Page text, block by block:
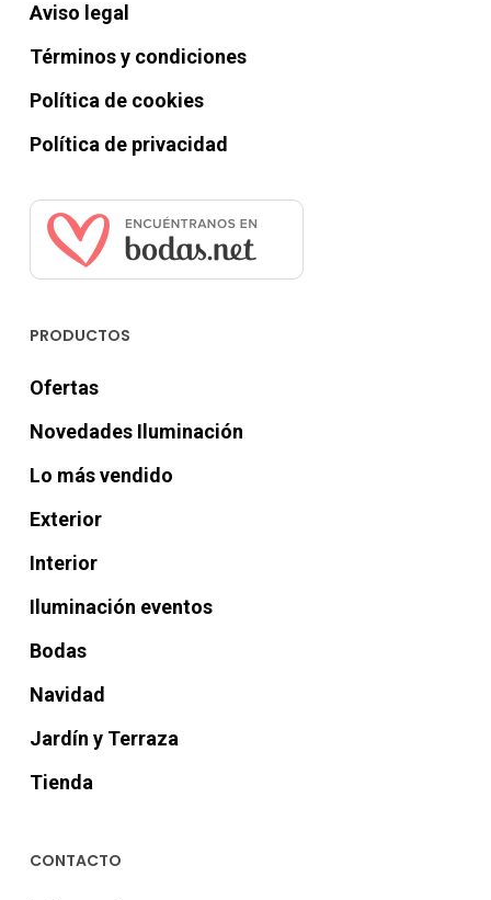
Aviso legal
Términos y condiciones
Política de cookies
Política de privacidad
PRODUCTOS
Ofertas
Novedades Iluminación
Lo más vendido
Exterior
Interior
Iluminación eventos
Bodas
Navidad
Jardín y Terraza
Tienda
CONTACTO